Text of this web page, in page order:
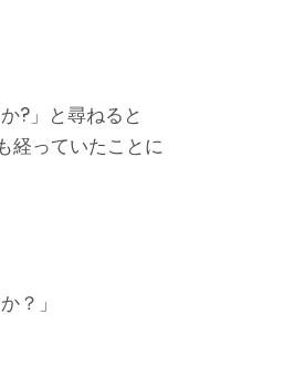
?」と尋ねると
経っていたことに
？」